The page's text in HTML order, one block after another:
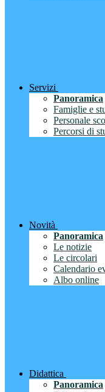
Servizi
Panoramica
Famiglie e
Personale
Percorsi di
Novità
Panoramica
Le notizie
Le circolari
Calendario
Albo online
Didattica
Panoramica